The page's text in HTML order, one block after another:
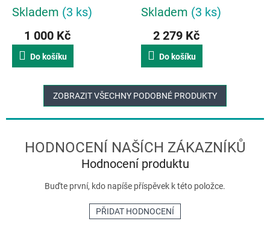
Skladem (3 ks)
1 000 Kč
Do košíku
Skladem (3 ks)
2 279 Kč
Do košíku
ZOBRAZIT VŠECHNY PODOBNÉ PRODUKTY
Hodnocení produktu
Buďte první, kdo napíše příspěvek k této položce.
PŘIDAT HODNOCENÍ